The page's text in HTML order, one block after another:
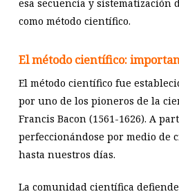
esa secuencia y sistematización
como método científico.
El método científico:
El método científico fue
por uno de los pioneros de la
Francis Bacon (1561-1626). A
perfeccionándose por medio de
hasta nuestros días.
La comunidad científica